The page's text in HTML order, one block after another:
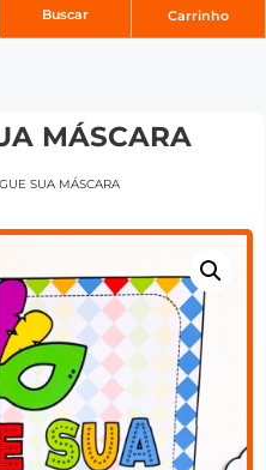
Buscar Carrinho
MÁSCARA
SUA MÁSCARA